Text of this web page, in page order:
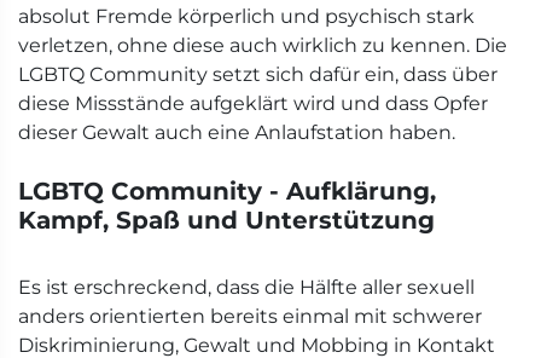
absolut Fremde körperlich und psychisch stark
verletzen, ohne diese auch wirklich zu kennen. Die
LGBTQ Community setzt sich dafür ein, dass über
diese Missstände aufgeklärt wird und dass Opfer
dieser Gewalt auch eine Anlaufstation haben.
LGBTQ Community - Aufklärung,
Kampf, Spaß und Unterstützung
Es ist erschreckend, dass die Hälfte aller sexuell
anders orientierten bereits einmal mit schwerer
Diskriminierung, Gewalt und Mobbing in Kontakt